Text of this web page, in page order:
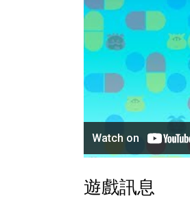
遊戲訊息